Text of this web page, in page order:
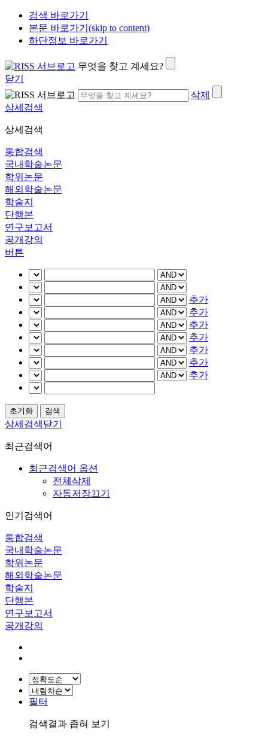
검색 바로가기
본문 바로가기(skip to content)
하단정보 바로가기
무엇을 찾고 계세요?
닫기
삭제
상세검색
상세검색
통합검색
국내학술논문
학위논문
해외학술논문
학술지
단행본
연구보고서
공개강의
버튼
추가
추가
추가
추가
추가
추가
추가
상세검색닫기
최근검색어
최근검색어 옵션
전체삭제
자동저장끄기
인기검색어
통합검색
국내학술논문
학위논문
해외학술논문
학술지
단행본
연구보고서
공개강의
필터
검색결과 좁혀 보기